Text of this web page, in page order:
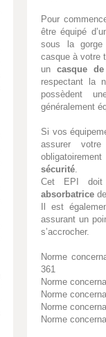
Pour
être équipé
sous la gorge
casque à votre
uncasque
respectant la
possèdent
généralement
Si vos
assurer
sécurité.
Cet EPI
absorbatrice
Il est
assurant un
s’accrocher.
Norme
361
Norme
Norme
Norme
Norme